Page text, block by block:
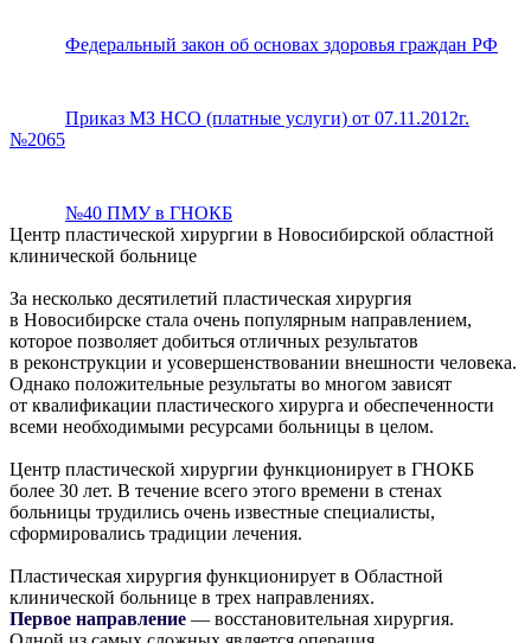
Федеральный закон об основах здоровья граждан РФ
Приказ МЗ НСО (платные услуги) от 07.11.2012г.
№2065
№40 ПМУ в ГНОКБ
Центр пластической хирургии в Новосибирской областной
клинической больнице
За несколько десятилетий пластическая хирургия
в Новосибирске стала очень популярным направлением,
которое позволяет добиться отличных результатов
в реконструкции и усовершенствовании внешности человека.
Однако положительные результаты во многом зависят
от квалификации пластического хирурга и обеспеченности
всеми необходимыми ресурсами больницы в целом.
Центр пластической хирургии функционирует в ГНОКБ
более 30 лет. В течение всего этого времени в стенах
больницы трудились очень известные специалисты,
сформировались традиции лечения.
Пластическая хирургия функционирует в Областной
клинической больнице в трех направлениях.
Первое направление — восстановительная хирургия.